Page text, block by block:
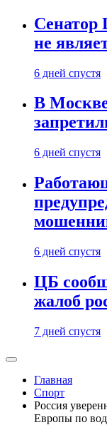
Сенатор
не
6 дней спустя
В
6 дней спустя
6 дней спустя
ЦБ
жалоб
7 дней спустя
Главная
Спорт
Россия
Европы по